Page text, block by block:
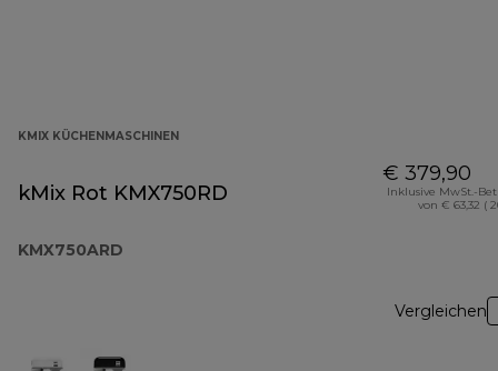
KMIX KÜCHENMASCHINEN
kMix Rot KMX750RD
KMX750ARD
€ 379,90
Inklusive MwSt.-
von € 63,32 (
Vergleichen